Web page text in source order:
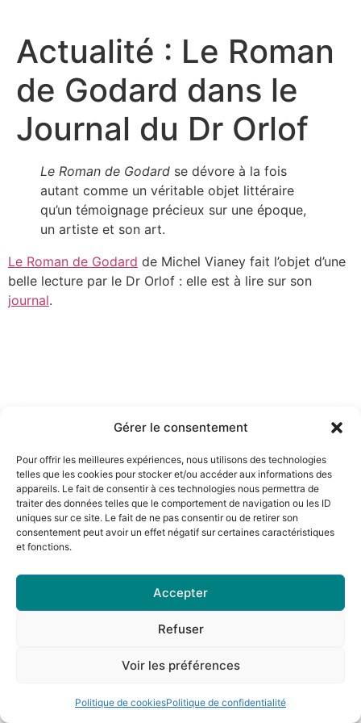
Gérer le consentement
Pour offrir les meilleures expériences, nous utilisons des technologies
telles que les cookies pour stocker et/ou accéder aux informations des
appareils. Le fait de consentir à ces technologies nous permettra de
traiter des données telles que le comportement de navigation ou les ID
uniques sur ce site. Le fait de ne pas consentir ou de retirer son
consentement peut avoir un effet négatif sur certaines caractéristiques
et fonctions.
Accepter
Refuser
Voir les préférences
Politique de cookiesPolitique de confidentialité
contenu
Actualité : Le Roman
de Godard dans le
Journal du Dr Orlof
Le Roman de Godard se dévore à la fois
autant comme un véritable objet littéraire
qu’un témoignage précieux sur une époque,
un artiste et son art.
Le Roman de Godard de Michel Vianey fait l’objet d’une
belle lecture par le Dr Orlof : elle est à lire sur son
journal.